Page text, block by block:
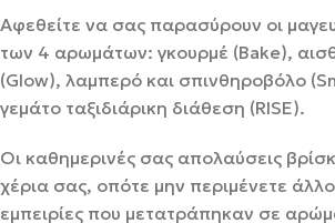
Αφεθείτε να σας παρασύρουν οι
των 4 αρωμάτων: γκουρμέ (Bake),
(Glow), λαμπερό και σπινθηροβόλο
γεμάτο ταξιδιάρικη διάθεση (RISE).
Οι καθημερινές σας απολαύσεις
χέρια σας, οπότε μην περιμένετε
εμπειρίες που μετατράπηκαν σε